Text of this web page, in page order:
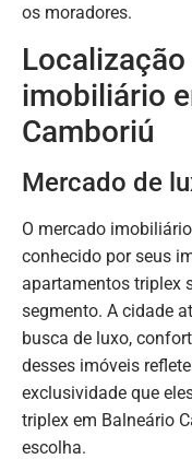
os moradores.
imobiliário
Camboriú
Mercado de
O mercado
conhecido por seus
apartamentos triplex
segmento. A cidade
busca de luxo,
desses imóveis
exclusividade que
triplex em Balneário
escolha.